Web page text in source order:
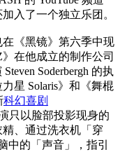
入了一个独立乐团。
《黑镜》第六季中现
在他成立的制作公司
Soderbergh 的执
星 Solaris》和《舞棍
科幻喜剧
演只以脸部投影现身的
、通过洗衣机「穿
中的「声音」，指引